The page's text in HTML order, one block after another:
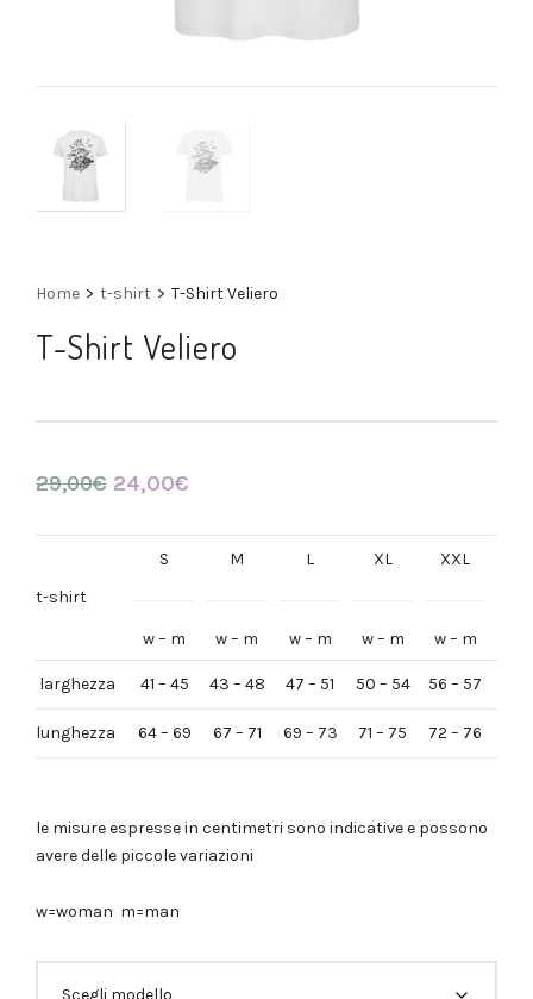
Home > t-shirt > T-Shirt Veliero
T-Shirt Veliero
29,00€ Il
originale
24,00€
attuale
t-shirt
S
w – m
M
w – m
L
w – m
XL
w – m
XXL
w – m
larghezza 41 – 45 43 – 48 47 – 51 50 – 54 56 – 57
lunghezza 64 – 69 67 – 71 69 – 73 71 – 75 72 – 76
le misure espresse in centimetri sono indicative e possono
avere delle piccole variazioni
w=woman m=man